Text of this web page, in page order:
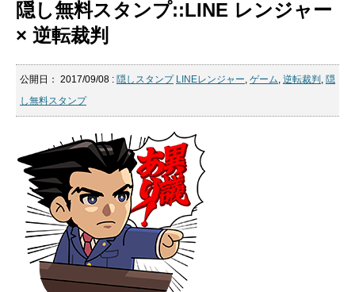
隠し無料スタンプ::LINE レンジャー
× 逆転裁判
公開日： 2017/09/08 : 隠しスタンプ LINEレンジャー, ゲーム, 逆転裁判 , 隠
し無料スタンプ